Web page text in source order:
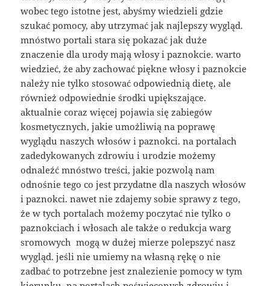
wobec tego istotne jest, abyśmy wiedzieli gdzie
szukać pomocy, aby utrzymać jak najlepszy wygląd.
mnóstwo portali stara się pokazać jak duże
znaczenie dla urody mają włosy i paznokcie. warto
wiedzieć, że aby zachować piękne włosy i paznokcie
należy nie tylko stosować odpowiednią dietę, ale
również odpowiednie środki upiększające.
aktualnie coraz więcej pojawia się zabiegów
kosmetycznych, jakie umożliwią na poprawę
wyglądu naszych włosów i paznokci. na portalach
zadedykowanych zdrowiu i urodzie możemy
odnaleźć mnóstwo treści, jakie pozwolą nam
odnośnie tego co jest przydatne dla naszych włosów
i paznokci. nawet nie zdajemy sobie sprawy z tego,
że w tych portalach możemy poczytać nie tylko o
paznokciach i włosach ale także o redukcja warg
sromowych mogą w dużej mierze polepszyć nasz
wygląd. jeśli nie umiemy na własną rękę o nie
zadbać to potrzebne jest znalezienie pomocy w tym